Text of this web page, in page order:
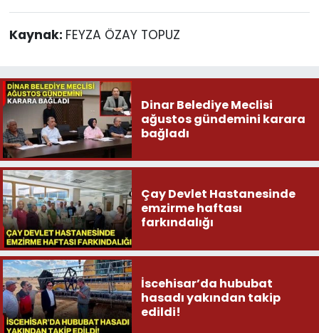
Kaynak: FEYZA ÖZAY TOPUZ
Dinar Belediye Meclisi
ağustos gündemini karara
bağladı
Çay Devlet Hastanesinde
emzirme haftası
farkındalığı
İscehisar’da hububat
hasadı yakından takip
edildi!